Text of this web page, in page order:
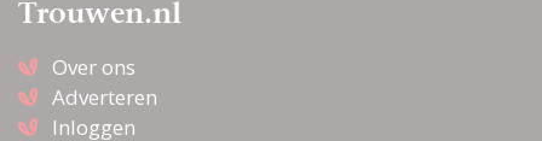
Trouwen.nl
Over ons
Adverteren
Inloggen